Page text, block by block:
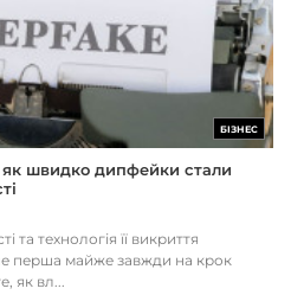
БІЗНЕС
як швидко дипфейки стали
та технологія її викриття
перша майже завжди на крок
як вл...